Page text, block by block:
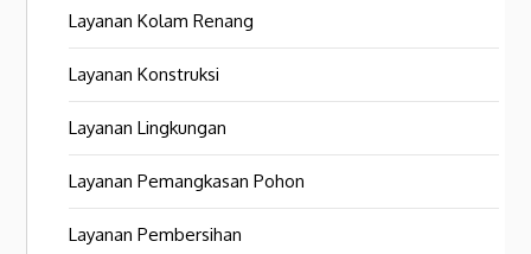
Layanan Kolam Renang
Layanan Konstruksi
Layanan Lingkungan
Layanan Pemangkasan Pohon
Layanan Pembersihan